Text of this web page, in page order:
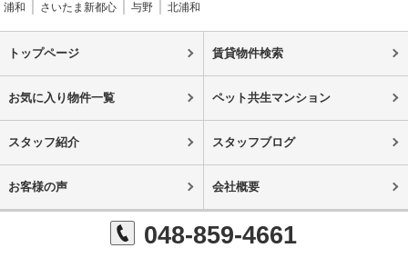
浦和
さいたま新都心 与野 北浦和
トップページ 賃貸物件検索
お気に入り物件一覧 ペット共生マンション
スタッフ紹介 スタッフブログ
お客様の声 会社概要
048-859-4661